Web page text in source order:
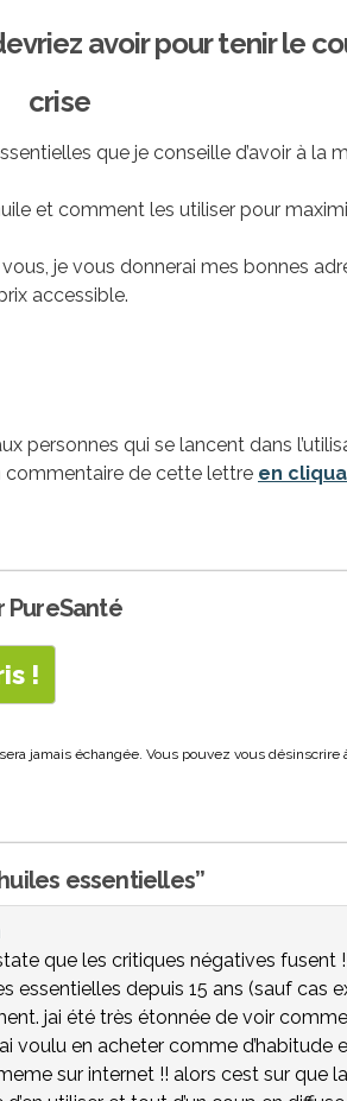
avoir pour tenir le
crise
que je conseille d’avoir à la
et comment les utiliser pour
je vous donnerai mes bonnes
accessible.
personnes qui se lancent dans
commentaire de cette lettre en
jamais échangée. Vous pouvez vous désinscrire
essentielles”
que les critiques négatives fusent
essentielles depuis 15 ans (sauf cas
jai été très étonnée de voir
voulu en acheter comme d’habitude
sur internet !! alors cest sur que